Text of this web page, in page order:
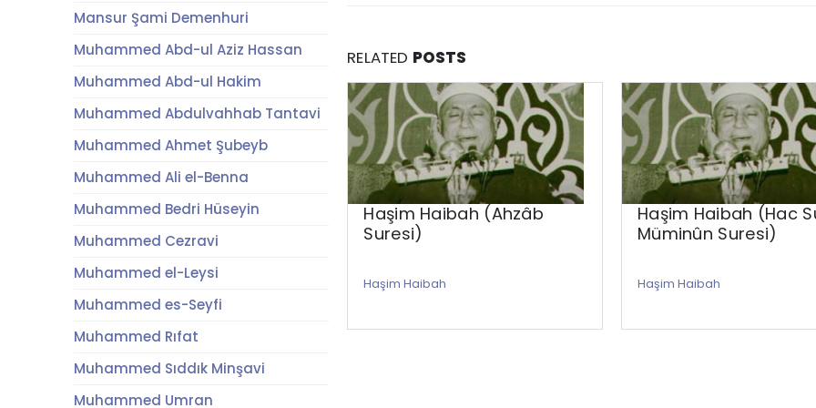
RELATED POSTS
Haşim Haibah (Ahzâb
Suresi)
Haşim Haibah
Haşim Haibah (Hac
Müminûn Suresi)
Haşim Haibah
Mansur Şami Demenhuri
Muhammed Abd-ul Aziz Hassan
Muhammed Abd-ul Hakim
Muhammed Abdulvahhab Tantavi
Muhammed Ahmet Şubeyb
Muhammed Ali el-Benna
Muhammed Bedri Hüseyin
Muhammed Cezravi
Muhammed el-Leysi
Muhammed es-Seyfi
Muhammed Rıfat
Muhammed Sıddık Minşavi
Muhammed Umran